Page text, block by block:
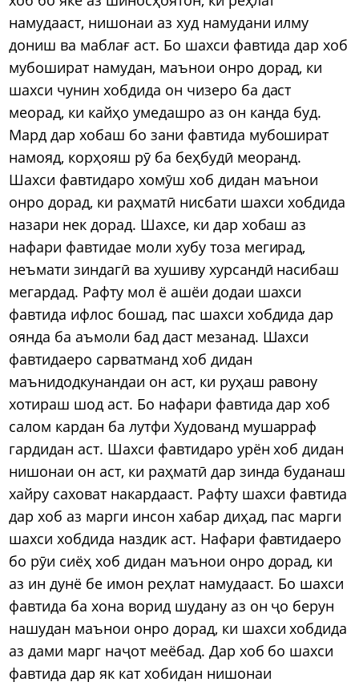
намудааст, нишонаи аз худ намудани илму
дониш ва маблағ аст. Бо шахси фавтида дар хоб
мубошират намудан, маънои онро дорад, ки
шахси чунин хобдида он чизеро ба даст
меорад, ки кайҳо умедашро аз он канда буд.
Мард дар хобаш бо зани фавтида мубошират
намояд, корҳояш рӯ ба беҳбудӣ меоранд.
Шахси фавтидаро хомӯш хоб дидан маънои
онро дорад, ки раҳматӣ нисбати шахси хобдида
назари нек дорад. Шахсе, ки дар хобаш аз
нафари фавтидае моли хубу тоза мегирад,
неъмати зиндагӣ ва хушиву хурсандӣ насибаш
мегардад. Рафту мол ё ашёи додаи шахси
фавтида ифлос бошад, пас шахси хобдида дар
оянда ба аъмоли бад даст мезанад. Шахси
фавтидаеро сарватманд хоб дидан
маънидодкунандаи он аст, ки руҳаш равону
хотираш шод аст. Бо нафари фавтида дар хоб
салом кардан ба лутфи Худованд мушарраф
гардидан аст. Шахси фавтидаро урён хоб дидан
нишонаи он аст, ки раҳматӣ дар зинда буданаш
хайру саховат накардааст. Рафту шахси фавтида
дар хоб аз марги инсон хабар диҳад, пас марги
шахси хобдида наздик аст. Нафари фавтидаеро
бо рӯи сиёҳ хоб дидан маънои онро дорад, ки
аз ин дунё бе имон реҳлат намудааст. Бо шахси
фавтида ба хона ворид шудану аз он ҷо берун
нашудан маънои онро дорад, ки шахси хобдида
аз дами марг наҷот меёбад. Дар хоб бо шахси
фавтида дар як кат хобидан нишонаи